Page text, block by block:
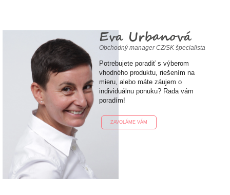
Eva Urbanová
Obchodný manager CZ/SK špecialista
Potrebujete poradiť s výberom
vhodného produktu, riešením na
mieru, alebo máte záujem o
individuálnu ponuku? Rada vám
poradím!
ZAVOLÁME VÁM